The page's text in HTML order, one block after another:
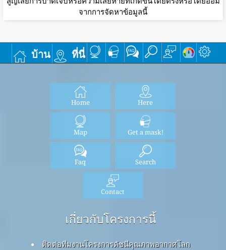
จากการจัดหาข้อมูลนี้
บ้าน ที่นี่
Home Here
Map Get a mask!
Faq Search
Contact
เกี่ยวกับโครงการนี้
ติดต่อทีมงานโครงการดัชนีคุณภาพอากาศโลก